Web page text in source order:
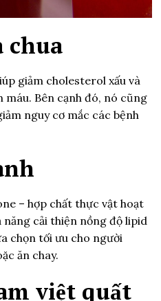
chua
giảm cholesterol xấu và
Bên cạnh đó, nó cũng
nguy cơ mắc các bệnh
– hợp chất thực vật hoạt
cải thiện nồng độ lipid
chọn tối ưu cho người
ăn chay.
việt quất